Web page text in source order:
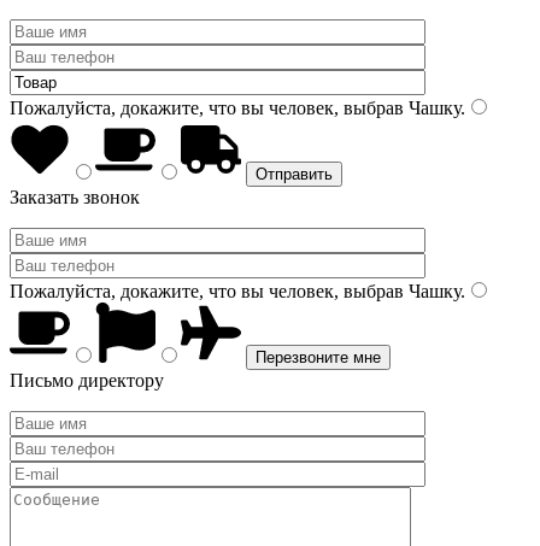
Пожалуйста, докажите, что вы человек, выбрав Чашку.
Заказать звонок
Пожалуйста, докажите, что вы человек, выбрав Чашку.
Письмо директору